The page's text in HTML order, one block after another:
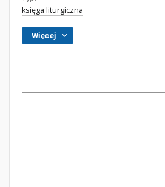
księga liturgiczna
Więcej